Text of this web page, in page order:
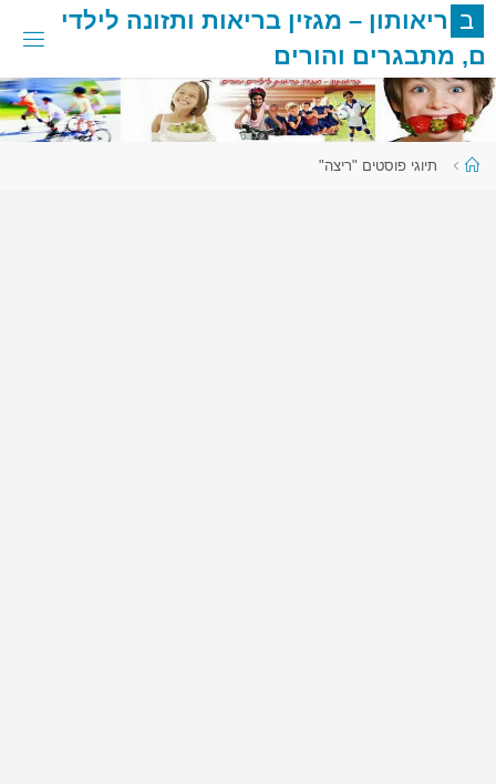
דלגו
לתוכן
ב ריאותון – מגזין בריאות ותזונה לילדי
ם, מתבגרים והורים
עמוד תיוגי פוסטים "ריצה"